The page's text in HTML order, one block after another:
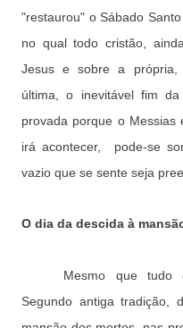
"restaurou" o Sábado
no qual todo cristão,
Jesus e sobre a própria,
última, o inevitável fim
provada porque o
irá acontecer,
pode-se
vazio que se sente seja
O dia da descida à
Mesmo que tudo
Segundo antiga tradição,